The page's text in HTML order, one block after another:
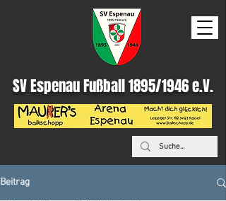
SV Espenau Fußball 1895/1946 e.V.
Beitrag